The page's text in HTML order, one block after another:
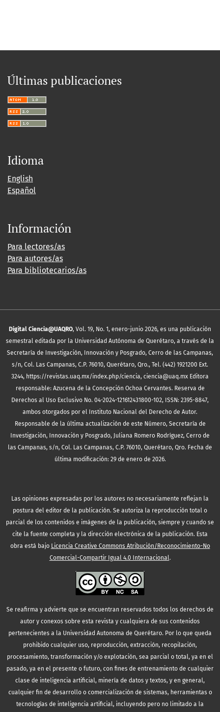
Últimas publicaciones
Idioma
English
Español
Información
Para lectores/as
Para autores/as
Para bibliotecarios/as
Digital Ciencia@UAQRO, Vol. 19, No. 1, enero-junio 2026, es una publicación
semestral editada por la Universidad Autónoma de Querétaro, a través de la
Secretaría de Investigación, Innovación y Posgrado, Cerro de las Campanas,
s/n, Col. Las Campanas, C.P. 76010, Querétaro, Qro., Tel. (442) 1921200 Ext.
3244, https://revistas.uaq.mx/index.php/ciencia, ciencia@uaq.mx Editora
responsable: Azucena de la Concepción Ochoa Cervantes. Reserva de
Derechos al Uso Exclusivo No. 04-2024-121612431800-102, ISSN: 2395-8847,
ambos otorgados por el Instituto Nacional del Derecho de Autor.
Responsable de la última actualización de este Número, Secretaría de
Investigación, Innovación y Posgrado, Juliana Romero Rodríguez, Cerro de
las Campanas, s/n, Col. Las Campanas, C.P. 76010, Querétaro, Qro. Fecha de
última modificación: 29 de enero de 2026.
Las opiniones expresadas por los autores no necesariamente reflejan la
postura del editor de la publicación. Se autoriza la reproducción total o
parcial de los contenidos e imágenes de la publicación, siempre y cuando se
cite la fuente completa y la dirección electrónica de la publicación. Esta
obra está bajo Licencia Creative Commons Atribución/Reconocimiento-No
Comercial-Compartir Igual 4.0 Internacional.
Se reafirma y advierte que se encuentran reservados todos los derechos de
autor y conexos sobre esta revista y cualquiera de sus contenidos
pertenecientes a la Universidad Autonoma de Querétaro. Por lo que queda
prohibido cualquier uso, reproducción, extracción, recopilación,
procesamiento, transformación y/o explotación, sea parcial o total, ya en el
pasado, ya en el presente o futuro, con fines de entrenamiento de cualquier
clase de inteligencia artificial, minería de datos y textos, y en general,
cualquier fin de desarrollo o comercialización de sistemas, herramientas o
tecnologías de inteligencia artificial, incluyendo pero no limitado a la